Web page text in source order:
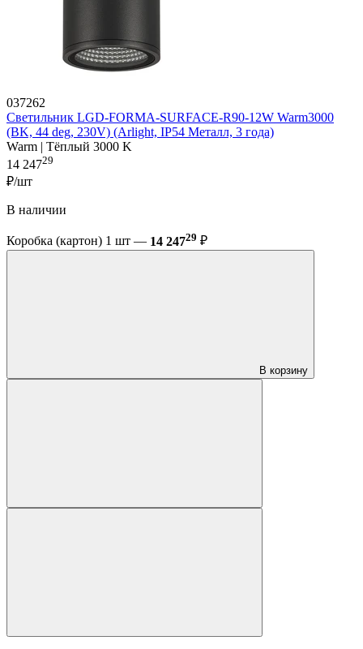
037262
Светильник LGD-FORMA-SURFACE-R90-12W Warm3000
(BK, 44 deg, 230V) (Arlight, IP54 Металл, 3 года)
Warm | Тёплый 3000 K
14 24729
₽/шт
В наличии
Коробка (картон) 1 шт — 14 24729 ₽
В корзину